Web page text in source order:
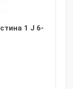
1 J 6-